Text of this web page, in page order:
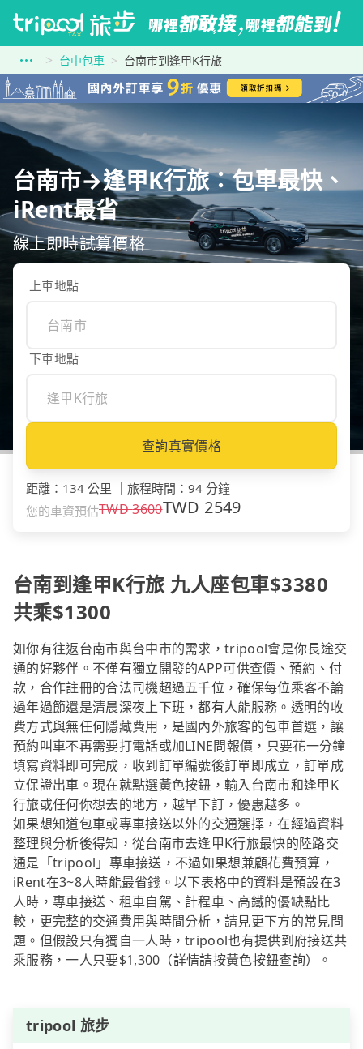
台中包車 台南市到逢甲K行旅
台南市→逢甲K行旅：包車最快、
iRent最省
線上即時試算價格
上車地點
下車地點
查詢真實價格
距離 ： 134 公里 旅程時間 ： 94 分鐘
您的車資預估TWD3600TWD 2549
台南到逢甲K行旅 九人座包車$3380
共乘$1300
如你有往返台南市與台中市的需求，tripool會是你長途交
通的好夥伴。不僅有獨立開發的APP可供查價、預約、付
款，合作註冊的合法司機超過五千位，確保每位乘客不論
過年過節還是清晨深夜上下班，都有人能服務。透明的收
費方式與無任何隱藏費用，是國內外旅客的包車首選，讓
預約叫車不再需要打電話或加LINE問報價，只要花一分鐘
填寫資料即可完成，收到訂單編號後訂單即成立，訂單成
立保證出車。現在就點選黃色按鈕，輸入台南市和逢甲K
行旅或任何你想去的地方，越早下訂，優惠越多。
如果想知道包車或專車接送以外的交通選擇，在經過資料
整理與分析後得知，從台南市去逢甲K行旅最快的陸路交
通是「tripool」專車接送，不過如果想兼顧花費預算，
iRent在3~8人時能最省錢。以下表格中的資料是預設在3
人時，專車接送、租車自駕、計程車、高鐵的優缺點比
較，更完整的交通費用與時間分析，請見更下方的常見問
題。但假設只有獨自一人時，tripool也有提供到府接送共
乘服務，一人只要$1,300（詳情請按黃色按鈕查詢）。
tripool 旅步